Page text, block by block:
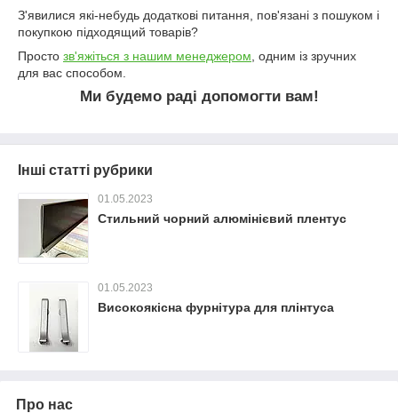
З'явилися які-небудь додаткові питання, пов'язані з пошуком і
покупкою підходящий товарів?
Просто зв'яжіться з нашим менеджером, одним із зручних
для вас способом.
Ми будемо раді допомогти вам!
Інші статті рубрики
01.05.2023
Стильний чорний алюмінієвий плентус
01.05.2023
Високоякісна фурнітура для плінтуса
Про нас